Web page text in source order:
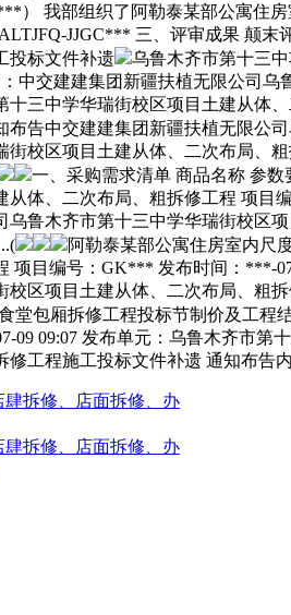
） 我部组织了阿勒泰某部公寓住
JJGC*** 三、评审成果 颠
投标文件补遗
乌鲁木齐市第十三
中交建建集团新疆扶植无限公司
三中学华瑞街校区项目土建从体
布告中交建建集团新疆扶植无限公
街校区项目土建从体、二次布局、
一、采购需求清单 商品名称 参
从体、二次布局、粗拆修工程 项
乌鲁木齐市第十三中学华瑞街校区
阿勒泰某部公寓住房室内尺
项目编号：GK*** 发布时间：***-
校区项目土建从体、二次布局、粗
堂包厢拆修工程投标节制价及工程
09:07 发布单元：乌鲁木齐市第
工程施工投标文件补遗 通知布告
拆修、店面拆修、办
拆修、店面拆修、办